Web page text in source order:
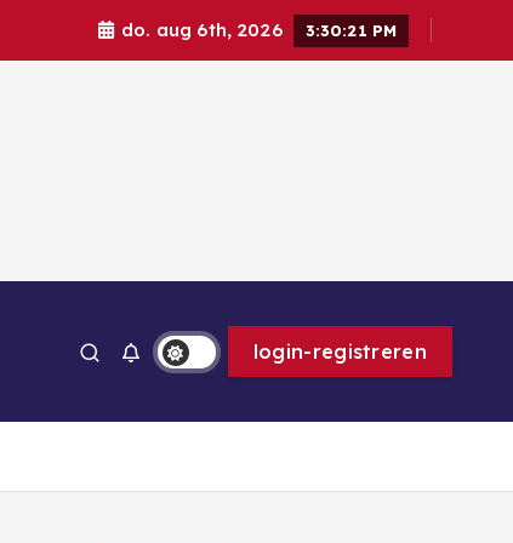
do. aug 6th, 2026 3:30:23 PM
login-registreren